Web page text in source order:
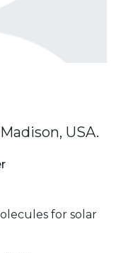
USA.
for solar